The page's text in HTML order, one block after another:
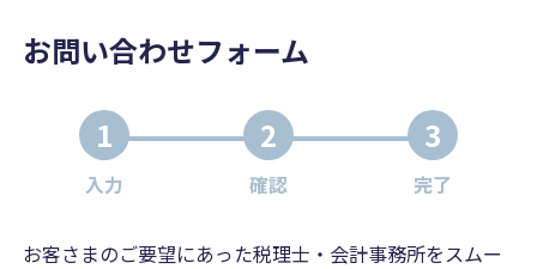
お問い合わせフォーム
1
入力
2
確認
3
完了
お客さまのご要望にあった税理士・会計事務所をスムー